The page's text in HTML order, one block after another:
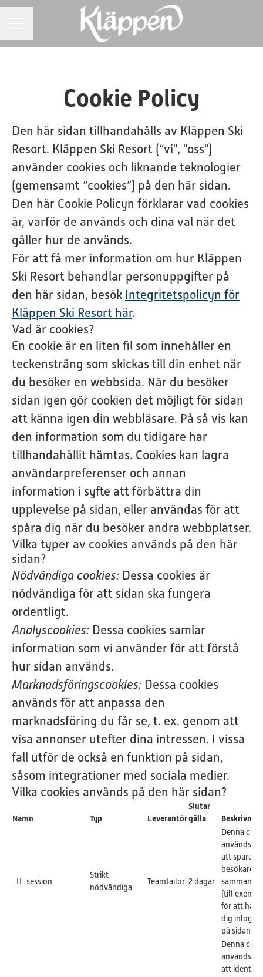
Cookie Policy
Den här sidan tillhandahålls av Kläppen Ski
Resort. Kläppen Ski Resort (“vi", "oss")
använder cookies och liknande teknologier
(gemensamt “cookies”) på den här sidan.
Den här Cookie Policyn förklarar vad cookies
är, varför de används och dina val när det
gäller hur de används.
För att få mer information om hur Kläppen
Ski Resort behandlar personuppgifter på
den här sidan, besök Integritetspolicyn för
Kläppen Ski Resort här.
Vad är cookies?
En cookie är en liten fil som innehåller en
teckensträng som skickas till din enhet när
du besöker en webbsida. När du besöker
sidan igen gör cookien det möjligt för sidan
att känna igen din webbläsare. På så vis kan
den information som du tidigare har
tillhandahållit hämtas. Cookies kan lagra
användarpreferenser och annan
information i syfte att förbättra din
upplevelse på sidan, eller användas för att
spåra dig när du besöker andra webbplatser.
Vilka typer av cookies används på den här
sidan?
Nödvändiga cookies: Dessa cookies är
nödvändiga för att sidan ska fungera
ordentligt.
Analyscookies: Dessa cookies samlar
information som vi använder för att förstå
hur sidan används.
Marknadsföringscookies: Dessa cookies
används för att anpassa den
marknadsföring du får se, t. ex. genom att
visa annonser utefter dina intressen. I vissa
fall utför de också en funktion på sidan,
såsom integrationer med sociala medier.
Vilka cookies används på den här sidan?
Namn Typ Leverantör
Slutar
gälla
Beskrivning
_tt_session
Strikt
nödvändiga
Teamtailor 2 dagar
Denna
används för
att spara en
besökares
(till
för att hålla
dig
på sidan).
Denna
används för
att